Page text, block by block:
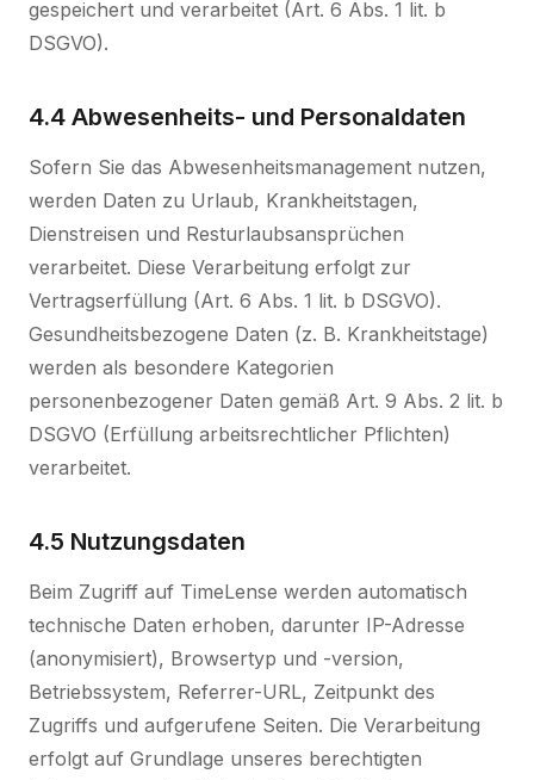
gespeichert und verarbeitet (Art. 6 Abs. 1 lit. b
DSGVO).
4.4 Abwesenheits- und Personaldaten
Sofern Sie das Abwesenheitsmanagement nutzen,
werden Daten zu Urlaub, Krankheitstagen,
Dienstreisen und Resturlaubsansprüchen
verarbeitet. Diese Verarbeitung erfolgt zur
Vertragserfüllung (Art. 6 Abs. 1 lit. b DSGVO).
Gesundheitsbezogene Daten (z. B. Krankheitstage)
werden als besondere Kategorien
personenbezogener Daten gemäß Art. 9 Abs. 2 lit. b
DSGVO (Erfüllung arbeitsrechtlicher Pflichten)
verarbeitet.
4.5 Nutzungsdaten
Beim Zugriff auf TimeLense werden automatisch
technische Daten erhoben, darunter IP-Adresse
(anonymisiert), Browsertyp und -version,
Betriebssystem, Referrer-URL, Zeitpunkt des
Zugriffs und aufgerufene Seiten. Die Verarbeitung
erfolgt auf Grundlage unseres berechtigten